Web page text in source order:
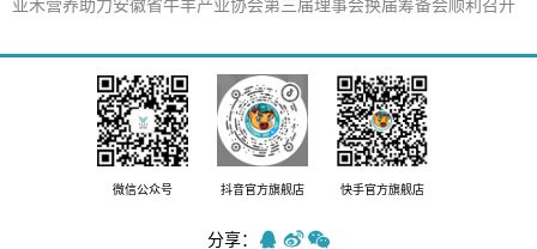
亚禾营养助力安徽省牛羊产业协会第三届理事会换届筹备会顺利召开
微信公众号 抖音官方旗舰店 快手官方旗舰店
分享：